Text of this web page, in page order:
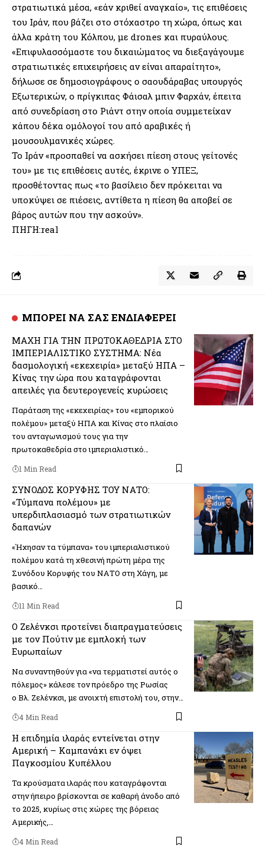
στρατιωτικά μέσα, «εάν κριθεί αναγκαίο», τις επιθέσεις
του Ιράν, που βάζει στο στόχαστρο τη χώρα, όπως και
άλλα κράτη του Κόλπου, με drones και πυραύλους.
«Επιφυλασσόμαστε του δικαιώματος να διεξαγάγουμε
στρατιωτικές επιχειρήσεις αν είναι απαραίτητο»,
δήλωσε σε δημοσιογράφους ο σαουδάραβας υπουργός
Εξωτερικών, ο πρίγκιπας Φάισαλ μπιν Φαρχάν, έπειτα
από συνεδρίαση στο Ριάντ στην οποία συμμετείχαν
κάπου δέκα ομόλογοί του από αραβικές ή
μουσουλμανικές χώρες.
Το Ιράν «προσπαθεί να ασκήσει πίεση στους γείτονές
του» με τις επιθέσεις αυτές, έκρινε ο ΥΠΕΞ,
προσθέτοντας πως «το βασίλειο δεν πρόκειται να
υποκύψει σε πιέσεις, αντίθετα η πίεση θα αποβεί σε
βάρος αυτών που την ασκούν».
ΠΗΓΗ:real
ΜΠΟΡΕΙ ΝΑ ΣΑΣ ΕΝΔΙΑΦΕΡΕΙ
ΜΑΧΗ ΓΙΑ ΤΗΝ ΠΡΩΤΟΚΑΘΕΔΡΙΑ ΣΤΟ
ΙΜΠΕΡΙΑΛΙΣΤΙΚΟ ΣΥΣΤΗΜΑ: Νέα
δασμολογική «εκεχειρία» μεταξύ ΗΠΑ –
Κίνας την ώρα που καταγράφονται
απειλές για δευτερογενείς κυρώσεις
Παράταση της «εκεχειρίας» του «εμπορικού
πολέμου» μεταξύ ΗΠΑ και Κίνας στο πλαίσιο
του ανταγωνισμού τους για την
πρωτοκαθεδρία στο ιμπεριαλιστικό…
1 Min Read
ΣΥΝΟΔΟΣ ΚΟΡΥΦΗΣ ΤΟΥ ΝΑΤΟ:
«Τύμπανα πολέμου» με
υπερδιπλασιασμό των στρατιωτικών
δαπανών
«Ήχησαν τα τύμπανα» του ιμπεριαλιστικού
πολέμου κατά τη χθεσινή πρώτη μέρα της
Συνόδου Κορυφής του ΝΑΤΟ στη Χάγη, με
βασικό…
11 Min Read
Ο Ζελένκσι προτείνει διαπραγματεύσεις
με τον Πούτιν με εμπλοκή των
Ευρωπαίων
Να συναντηθούν για «να τερματιστεί αυτός ο
πόλεμος» κάλεσε τον πρόεδρο της Ρωσίας
ο Βλ. Ζελένκσι, με ανοιχτή επιστολή του, στην…
4 Min Read
Η επιδημία ιλαράς εντείνεται στην
Αμερική – Καμπανάκι εν όψει
Παγκοσμίου Κυπέλλου
Τα κρούσματα ιλαράς που καταγράφονται
στην ήπειρο βρίσκονται σε καθαρή άνοδο από
το 2025, κυρίως στις χώρες της βόρειας
Αμερικής,…
4 Min Read